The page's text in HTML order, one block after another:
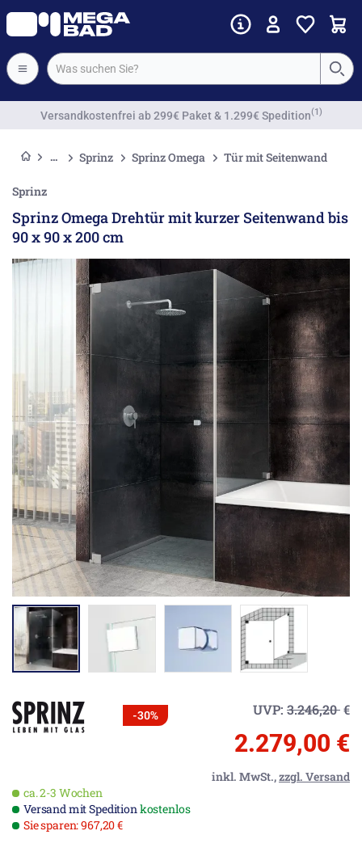
Vorkassenrabatt
Sprinz Sprinz Omega Tür mit Seitenwand
Sprinz
Sprinz Omega Drehtür mit kurzer Seitenwand bis
90 x 90 x 200 cm
-30% UVP: 3.246,20€
2.279,00 €
inkl. MwSt.,zzgl. Versand
ca. 2-3 Wochen
Versand mit Speditionkostenlos
Sie sparen: 967,20 €